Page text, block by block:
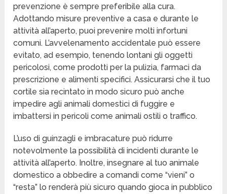
prevenzione è sempre preferibile alla cura.
Adottando misure preventive a casa e durante le
attività all’aperto, puoi prevenire molti infortuni
comuni. L’avvelenamento accidentale può essere
evitato, ad esempio, tenendo lontani gli oggetti
pericolosi, come prodotti per la pulizia, farmaci da
prescrizione e alimenti specifici. Assicurarsi che il tuo
cortile sia recintato in modo sicuro può anche
impedire agli animali domestici di fuggire e
imbattersi in pericoli come animali ostili o traffico.
L’uso di guinzagli e imbracature può ridurre
notevolmente la possibilità di incidenti durante le
attività all’aperto. Inoltre, insegnare al tuo animale
domestico a obbedire a comandi come “vieni” o
“resta” lo renderà più sicuro quando gioca in pubblico